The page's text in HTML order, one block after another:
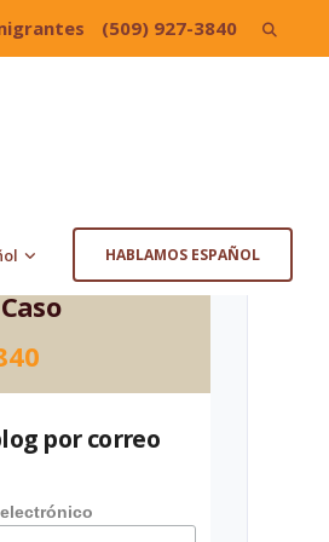
(509) 927-3840 Search
HABLAMOS ESPAÑOL
por correo